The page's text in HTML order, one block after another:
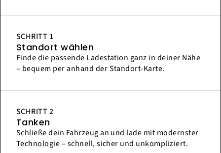
SCHRITT 1
Standort wählen
Finde die passende Ladestation ganz in deiner Nähe
– bequem per anhand der Standort-Karte.
SCHRITT 2
Tanken
Schließe dein Fahrzeug an und lade mit modernster
Technologie – schnell, sicher und unkompliziert.